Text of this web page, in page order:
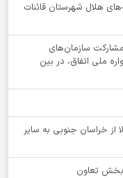
هلال شهرستان قائنات
مشارکت سازمان‌های
ملی اتفاق، در بین
و 404 هزار تن کالا از خراسان جنوبی به سایر
بخش تعاون